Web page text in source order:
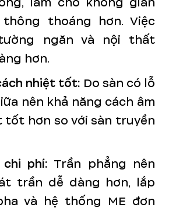
thoáng hơn. Việc
ngăn và nội thất
hơn.
nhiệt tốt: Do sàn có lỗ
nên khả năng cách âm
tốt hơn so với sàn truyền
phí: Trần phẳng nên
trần dễ dàng hơn, lắp
và hệ thống ME đơn